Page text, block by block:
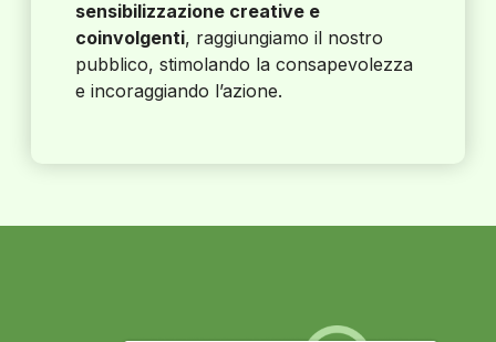
sensibilizzazione creative e
coinvolgenti, raggiungiamo il nostro
pubblico, stimolando la consapevolezza
e incoraggiando l’azione.